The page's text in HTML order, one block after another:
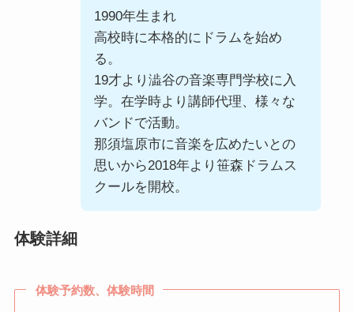
1990年生まれ
高校時に本格的にドラムを始め
る。
19才より澁谷の音楽専門学校に入
学。在学時より講師代理、様々な
バンドで活動。
那須塩原市に音楽を広めたいとの
思いから2018年より笹森ドラムス
クールを開校。
体験詳細
体験予約数、体験時間